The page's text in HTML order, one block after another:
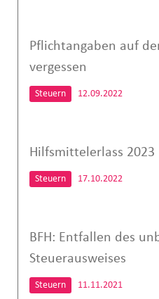
Pflichtangaben auf
vergessen
Steuern 12.09.2022
Hilfsmittelerlass 2023
Steuern 17.10.2022
BFH: Entfallen des
Steuerausweises
Steuern 11.11.2021